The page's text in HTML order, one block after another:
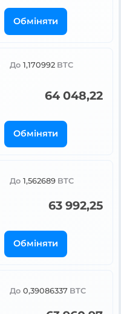
Обміняти
До 1,170992 BTC
64 048,22
Обміняти
До 1,562689 BTC
63 992,25
Обміняти
До 0,39086337 BTC